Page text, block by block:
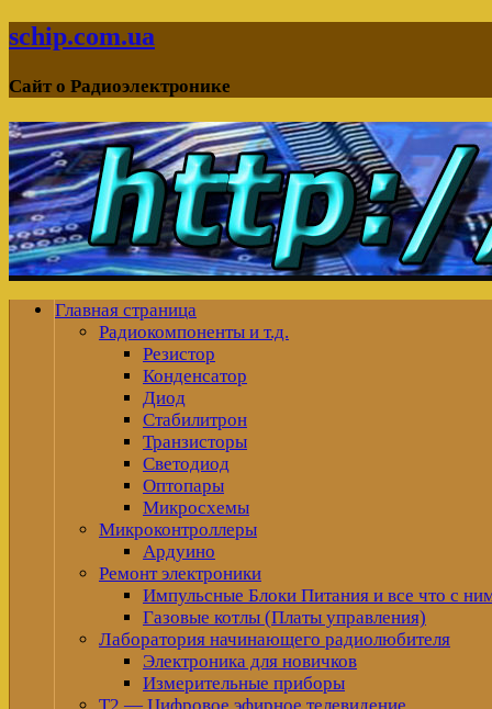
schip.com.ua
Сайт о Радиоэлектронике
Главная страница
Радиокомпоненты и т.д.
Резистор
Конденсатор
Диод
Стабилитрон
Транзисторы
Светодиод
Оптопары
Микросхемы
Микроконтроллеры
Ардуино
Ремонт электроники
Импульсные Блоки Питания и все что с
Газовые котлы (Платы управления)
Лаборатория начинающего радиолюбителя
Электроника для новичков
Измерительные приборы